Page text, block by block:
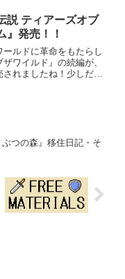
信されているゲーム且
ブ・３D...
説 ティアーズオブ
』発売！！
ールドに革命をもたらし
ワイルド』の続編が、
れましたね！少しだけ
ぶつの森』移住日記・そ